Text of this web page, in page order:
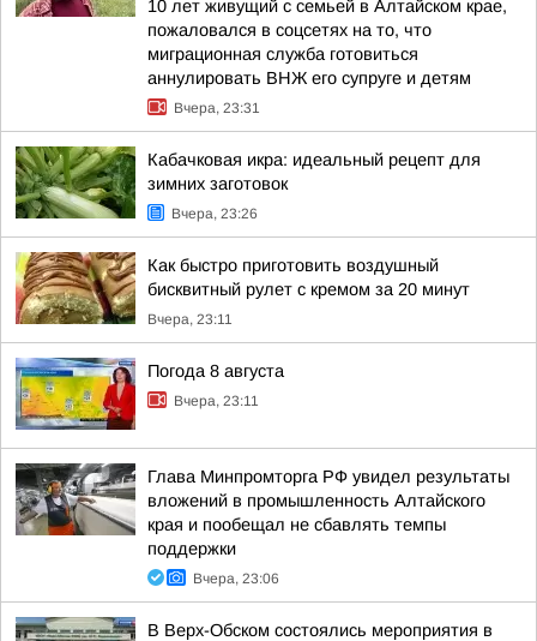
10 лет живущий с семьей в Алтайском крае,
пожаловался в соцсетях на то, что
миграционная служба готовиться
аннулировать ВНЖ его супруге и детям
Вчера, 23:31
Кабачковая икра: идеальный рецепт для
зимних заготовок
Вчера, 23:26
Как быстро приготовить воздушный
бисквитный рулет с кремом за 20 минут
Вчера, 23:11
Погода 8 августа
Вчера, 23:11
Глава Минпромторга РФ увидел результаты
вложений в промышленность Алтайского
края и пообещал не сбавлять темпы
поддержки
Вчера, 23:06
В Верх-Обском состоялись мероприятия в